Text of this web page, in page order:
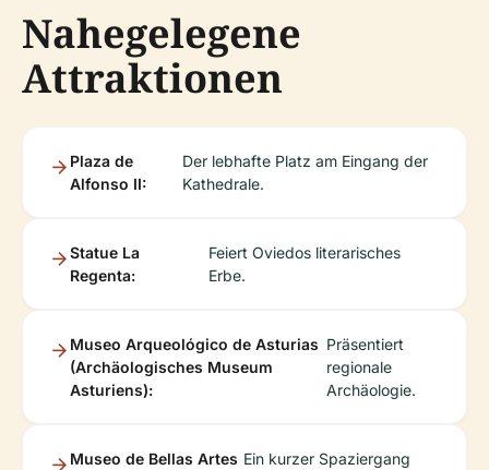
Nahegelegene
Attraktionen
Plaza de
Alfonso II:
Der lebhafte Platz am Eingang der
Kathedrale.
Statue La
Regenta:
Feiert Oviedos literarisches
Erbe.
Museo Arqueológico de Asturias
(Archäologisches Museum
Asturiens):
Präsentiert
regionale
Archäologie.
Museo de Bellas Artes Ein kurzer Spaziergang